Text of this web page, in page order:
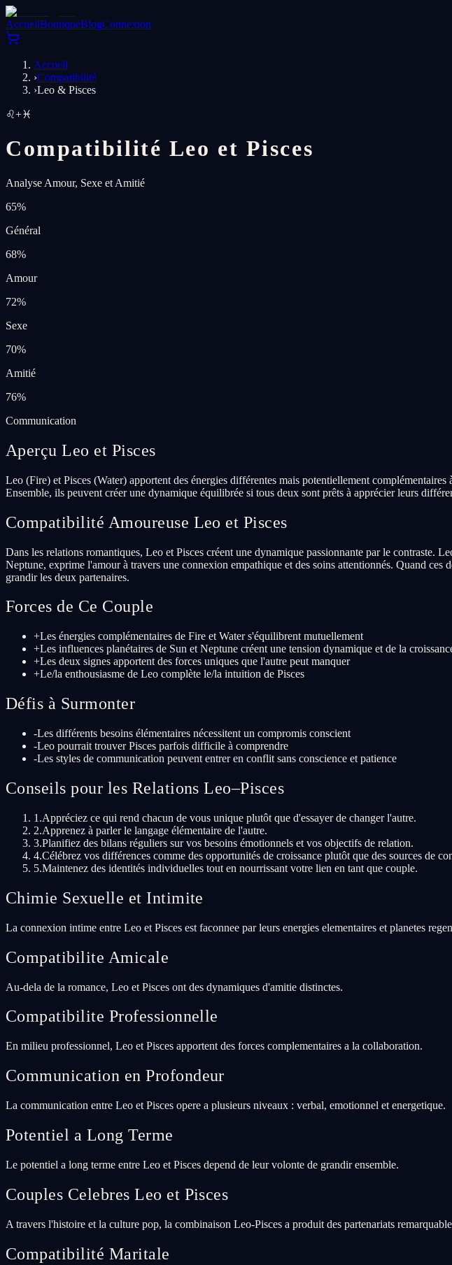
AccueilBoutiqueBlogConnexion
Accueil
›Compatibilité
›Leo & Pisces
♌+♓
Compatibilité Leo et Pisces
Analyse Amour, Sexe et Amitié
65%
Général
68%
Amour
72%
Sexe
70%
Amitié
76%
Communication
Aperçu Leo et Pisces
Leo (Fire) et Pisces (Water) apportent des énergies différentes mais potentiellement
Ensemble, ils peuvent créer une dynamique équilibrée si tous deux sont prêts à apprécier leurs
Compatibilité Amoureuse Leo et Pisces
Dans les relations romantiques, Leo et Pisces créent une dynamique passionnante par le contraste.
Neptune, exprime l'amour à travers une connexion empathique et des soins attentionnés. Quand
grandir les deux partenaires.
Forces de Ce Couple
+Les énergies complémentaires de Fire et Water s'équilibrent mutuellement
+Les influences planétaires de Sun et Neptune créent une tension dynamique et de la
+Les deux signes apportent des forces uniques que l'autre peut manquer
+Le/la enthousiasme de Leo complète le/la intuition de Pisces
Défis à Surmonter
-Les différents besoins élémentaires nécessitent un compromis conscient
-Leo pourrait trouver Pisces parfois difficile à comprendre
-Les styles de communication peuvent entrer en conflit sans conscience et patience
Conseils pour les Relations Leo–Pisces
1 .Appréciez ce qui rend chacun de vous unique plutôt que d'essayer de changer l'autre.
2.Apprenez à parler le langage élémentaire de l'autre.
3.Planifiez des bilans réguliers sur vos besoins émotionnels et vos objectifs de relation.
4.Célébrez vos différences comme des opportunités de croissance plutôt que des sources de
5.Maintenez des identités individuelles tout en nourrissant votre lien en tant que couple.
Chimie Sexuelle et Intimite
La connexion intime entre Leo et Pisces est faconnee par leurs energies elementaires et planetes
Compatibilite Amicale
Au-dela de la romance, Leo et Pisces ont des dynamiques d'amitie distinctes.
Compatibilite Professionnelle
En milieu professionnel, Leo et Pisces apportent des forces complementaires a la collaboration.
Communication en Profondeur
La communication entre Leo et Pisces opere a plusieurs niveaux : verbal, emotionnel et energetique.
Potentiel a Long Terme
Le potentiel a long terme entre Leo et Pisces depend de leur volonte de grandir ensemble.
Couples Celebres Leo et Pisces
A travers l'histoire et la culture pop, la combinaison Leo-Pisces a produit des partenariats
Compatibilité Maritale